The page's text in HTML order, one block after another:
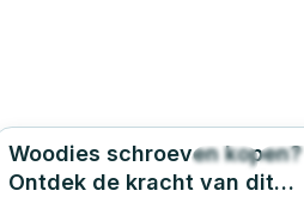
205 4.9
Woodies schroeven kopen?
Ontdek de kracht van dit